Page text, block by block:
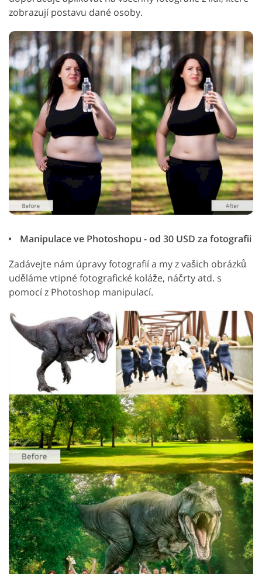
zobrazují postavu dané osoby.
Manipulace ve Photoshopu - od 30 USD za fotografii
Zadávejte nám úpravy fotografií a my z vašich obrázků
uděláme vtipné fotografické koláže, náčrty atd. s
pomocí z Photoshop manipulací.